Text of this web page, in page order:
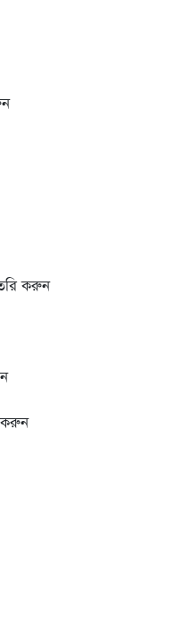
করুন
করুন